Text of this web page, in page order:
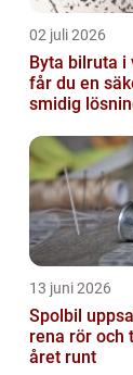
02 juli 2026
Byta bilruta i
får du en
smidig
13 juni 2026
Spolbil uppsala så
rena rör och
året runt